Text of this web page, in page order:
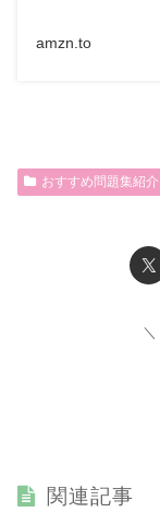
amzn.to
おすすめ問題集紹介
関連記事